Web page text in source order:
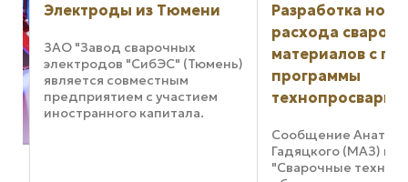
(Тюмень)
Разработка норм
материалов с помощью
программы
технопросварка
Гадяцкого (МАЗ) на семинаре
"Сварочные технологии,
сварки
В
сваркой
1,6 мм до